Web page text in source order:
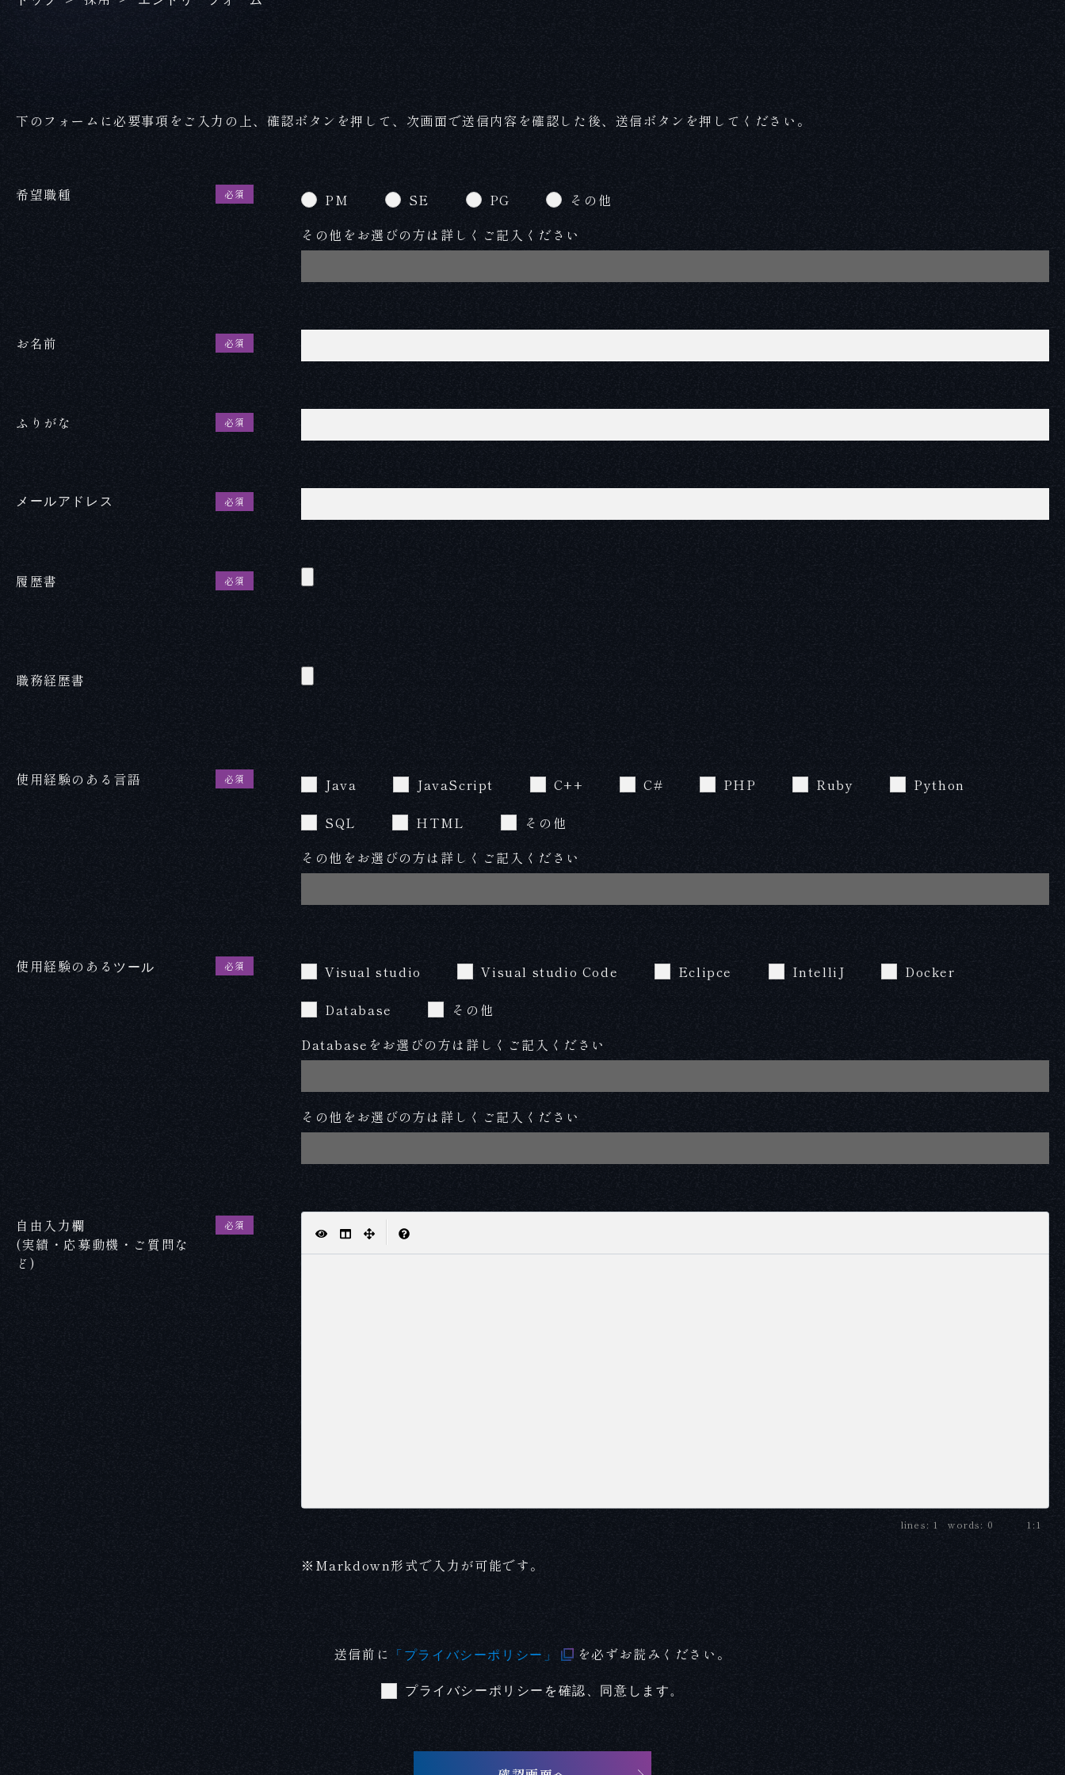
下のフォームに必要事項をご入力の上、確認ボタンを押して、次画面で送信内容を確認した後、送信ボタンを押してください。
希望職種 必須 PM SE PG
その他
その他をお選びの方は詳しくご記入ください
お名前 必須
ふりがな 必須
メールアドレス 必須
履歴書 必須
職務経歴書
使用経験のある言語 必須 Java JavaScript C++ C# PHP Ruby
Python
SQL
HTML
その他
その他をお選びの方は詳しくご記入ください
使用経験のある ツール 必須 Visual studio Visual studio Code Eclipce IntelliJ
Docker
Database
その他
Databaseをお選びの方は詳しくご記入ください
その他をお選びの方は詳しくご記入ください
自由入力欄
(実績・応募動機・ご質問な
ど)
必須
1 0 1:1
※Markdown形式で入力が可能です。
送信前に 「プライバシーポリシー」 を必ずお読みください。
プライバシーポリシーを確認、同意します。